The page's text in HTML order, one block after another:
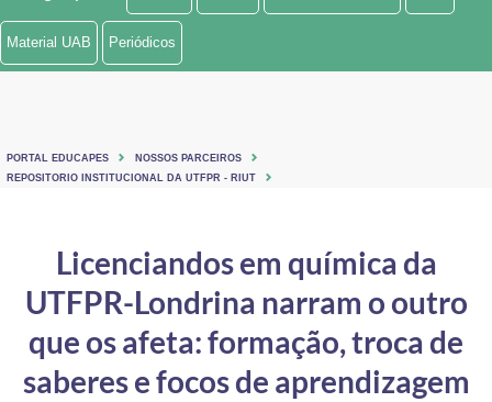
Ministério de Minas e Energia
Ministério do Turismo
Controladoria-Geral da União
Secretaria-Geral
Material UAB Periódicos
PORTAL EDUCAPES
NOSSOS PARCEIROS
REPOSITORIO INSTITUCIONAL DA UTFPR - RIUT
Licenciandos em química da
UTFPR-Londrina narram o outro
que os afeta: formação, troca de
saberes e focos de aprendizagem